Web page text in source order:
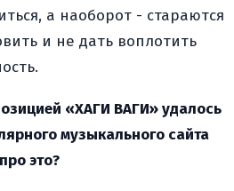
а наоборот - стараются
и не дать воплотить
«ХАГИ ВАГИ» удалось
музыкального сайта
это?